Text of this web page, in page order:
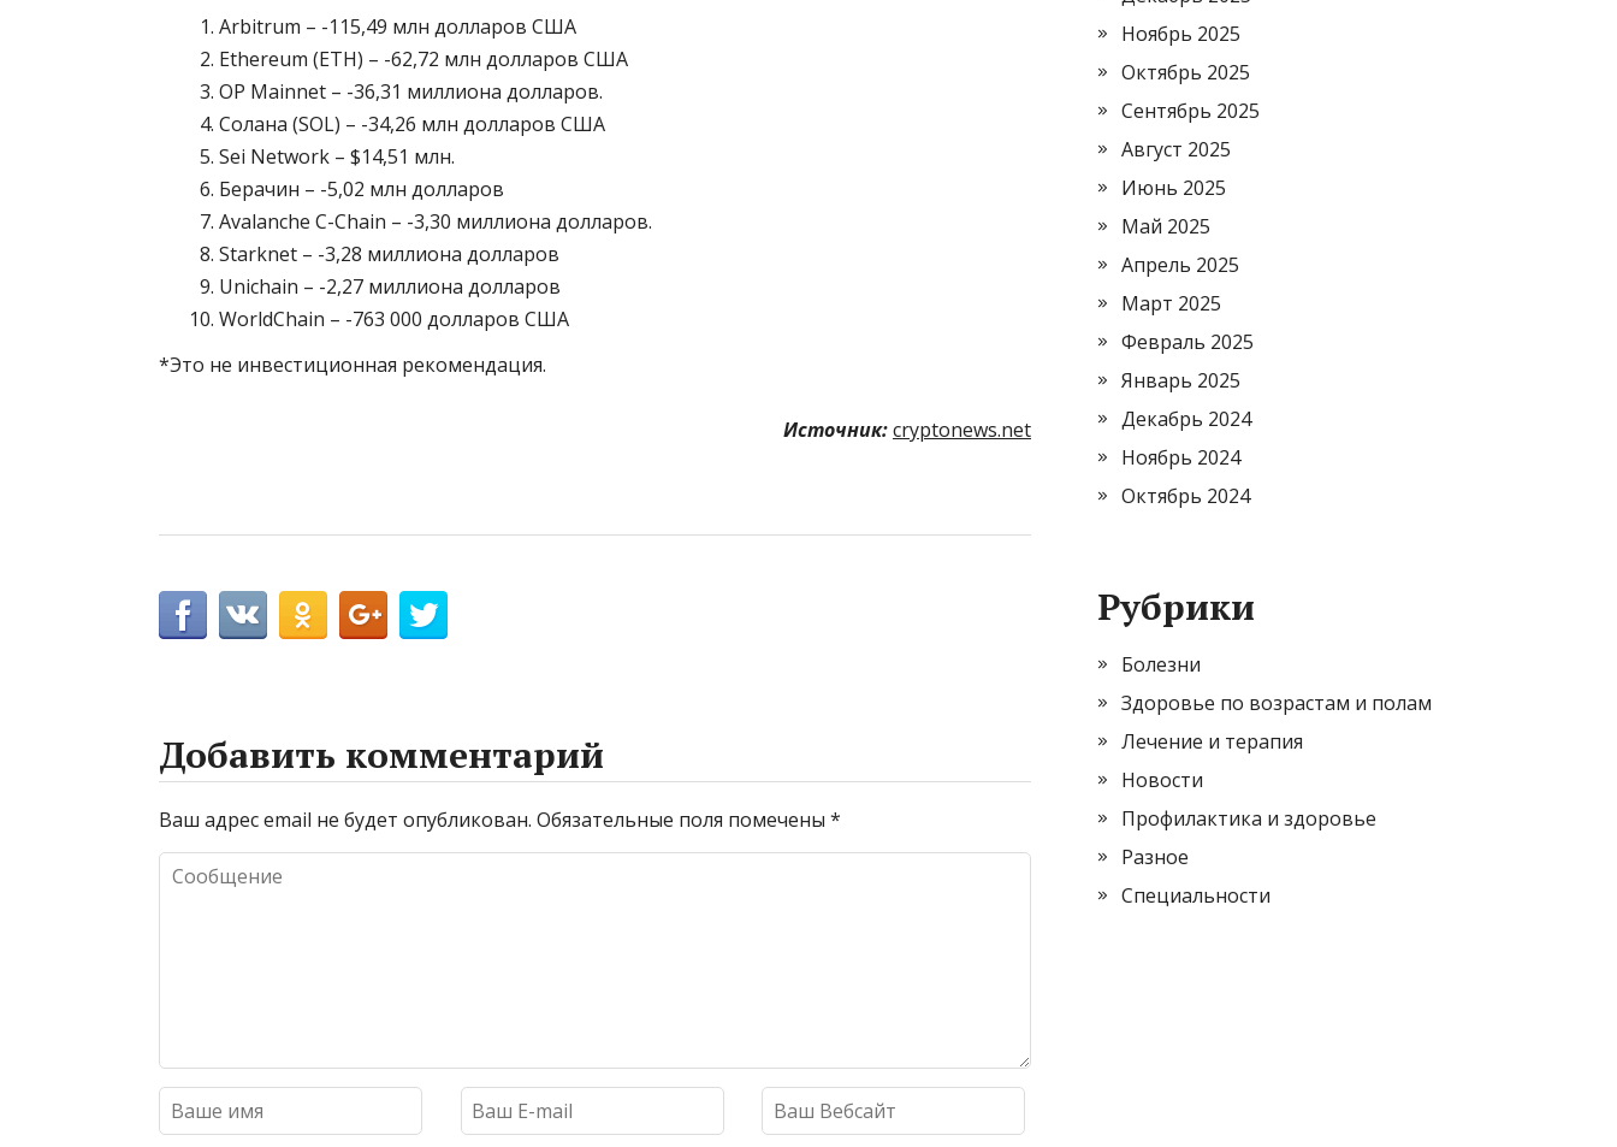
Arbitrum – -115,49 млн долларов США
Ethereum (ETH) – -62,72 млн долларов США
OP Mainnet – -36,31 миллиона долларов.
Солана (SOL) – -34,26 млн долларов США
Sei Network – $14,51 млн.
Берачин – -5,02 млн долларов
Avalanche C-Chain – -3,30 миллиона долларов.
Starknet – -3,28 миллиона долларов
Unichain – -2,27 миллиона долларов
WorldChain – -763 000 долларов США
*Это не инвестиционная рекомендация.
Источник:cryptonews.net
Добавить комментарий
Ваш адрес email не будет опубликован. Обязательные поля помечены *
Ноябрь 2025
Октябрь 2025
Сентябрь 2025
Август 2025
Июнь 2025
Май 2025
Апрель 2025
Март 2025
Февраль 2025
Январь 2025
Декабрь 2024
Ноябрь 2024
Октябрь 2024
Рубрики
Болезни
Здоровье по возрастам и полам
Лечение и терапия
Новости
Профилактика и здоровье
Разное
Специальности